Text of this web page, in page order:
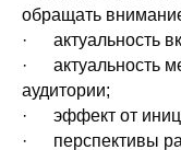
обращать
· актуальность
· актуальность
аудитории;
· эффект от
· перспективы